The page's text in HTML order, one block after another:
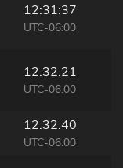
12:31:37
UTC-06:00
12:32:21
UTC-06:00
12:32:40
UTC-06:00